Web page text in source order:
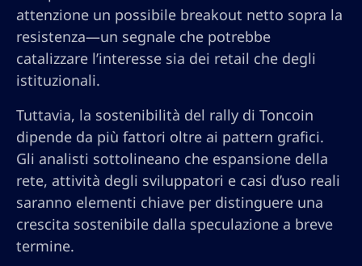
attenzione un possibile breakout netto sopra la
resistenza—un segnale che potrebbe
catalizzare l’interesse sia dei retail che degli
istituzionali.
Tuttavia, la sostenibilità del rally di Toncoin
dipende da più fattori oltre ai pattern grafici.
Gli analisti sottolineano che espansione della
rete, attività degli sviluppatori e casi d’uso reali
saranno elementi chiave per distinguere una
crescita sostenibile dalla speculazione a breve
termine.